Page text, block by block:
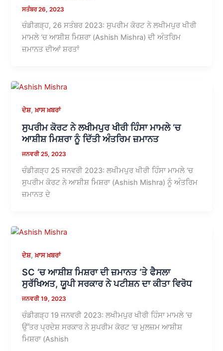
ਸਤੰਬਰ 26, 2023
ਚੰਡੀਗੜ੍ਹ, 26 ਸਤੰਬਰ 2023: ਸੁਪਰੀਮ ਕੋਰਟ ਨੇ ਲਖੀਮਪੁਰ ਖੀਰੀ
ਮਾਮਲੇ ‘ਚ ਆਸ਼ੀਸ਼ ਮਿਸ਼ਰਾ (Ashish Mishra) ਦੀ ਅੰਤਰਿਮ
ਜ਼ਮਾਨਤ ਦੀਆਂ ਸ਼ਰਤਾਂ
ਦੇਸ਼,ਖ਼ਾਸ ਖ਼ਬਰਾਂ
ਸੁਪਰੀਮ ਕੋਰਟ ਨੇ ਲਖੀਮਪੁਰ ਖੀਰੀ ਹਿੰਸਾ ਮਾਮਲੇ ‘ਚ
ਆਸ਼ੀਸ਼ ਮਿਸ਼ਰਾ ਨੂੰ ਦਿੱਤੀ ਅੰਤਰਿਮ ਜ਼ਮਾਨਤ
ਜਨਵਰੀ 25, 2023
ਚੰਡੀਗੜ੍ਹ 25 ਜਨਵਰੀ 2023: ਲਖੀਮਪੁਰ ਖੀਰੀ ਹਿੰਸਾ ਮਾਮਲੇ ‘ਚ
ਸੁਪਰੀਮ ਕੋਰਟ ਨੇ ਆਸ਼ੀਸ਼ ਮਿਸ਼ਰਾ (Ashish Mishra) ਨੂੰ ਅੰਤਰਿਮ
ਜ਼ਮਾਨਤ ਦੇ
ਦੇਸ਼,ਖ਼ਾਸ ਖ਼ਬਰਾਂ
SC ‘ਚ ਆਸ਼ੀਸ਼ ਮਿਸ਼ਰਾ ਦੀ ਜ਼ਮਾਨਤ ‘ਤੇ ਫੈਸਲਾ
ਸੁਰੱਖਿਅਤ, ਯੂਪੀ ਸਰਕਾਰ ਨੇ ਪਟੀਸ਼ਨ ਦਾ ਕੀਤਾ ਵਿਰੋਧ
ਜਨਵਰੀ 19, 2023
ਚੰਡੀਗੜ੍ਹ 19 ਜਨਵਰੀ 2023: ਲਖੀਮਪੁਰ ਖੀਰੀ ਹਿੰਸਾ ਮਾਮਲੇ ‘ਚ
ਉੱਤਰ ਪ੍ਰਦੇਸ਼ ਸਰਕਾਰ ਨੇ ਸੁਪਰੀਮ ਕੋਰਟ ‘ਚ ਮੁਲਜ਼ਮ ਆਸ਼ੀਸ਼
ਮਿਸ਼ਰਾ (Ashish